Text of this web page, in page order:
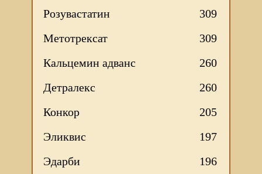
Розувастатин
309
Метотрексат
309
Кальцемин адванс
260
Детралекс
260
Конкор
205
Эликвис
197
Эдарби
196